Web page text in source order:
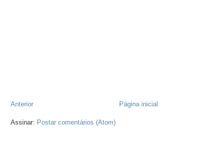
Anterior Página inicial
Assinar: Postar comentários (Atom)